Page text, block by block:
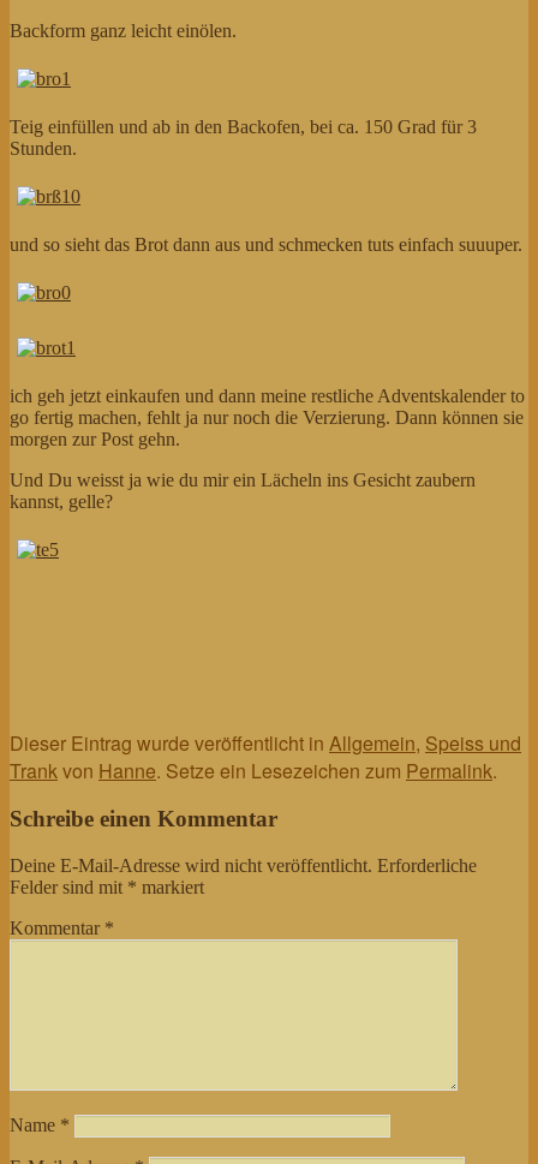
Backform ganz leicht einölen.
Teig einfüllen und ab in den Backofen, bei ca. 150 Grad für 3
Stunden.
und so sieht das Brot dann aus und schmecken tuts einfach suuuper.
ich geh jetzt einkaufen und dann meine restliche Adventskalender to
go fertig machen, fehlt ja nur noch die Verzierung. Dann können sie
morgen zur Post gehn.
Und Du weisst ja wie du mir ein Lächeln ins Gesicht zaubern
kannst, gelle?
Dieser Eintrag wurde veröffentlicht in Allgemein, Speiss und
Trankvon Hanne. Setze ein Lesezeichen zum Permalink.
Schreibe einen Kommentar
Deine E-Mail-Adresse wird nicht veröffentlicht. Erforderliche
Felder sind mit * markiert
Kommentar *
Name *